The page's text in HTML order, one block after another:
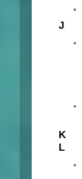
J
K
L